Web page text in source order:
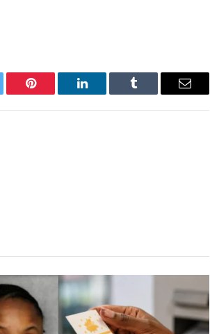
Pinterest LinkedIn Tumblr Email